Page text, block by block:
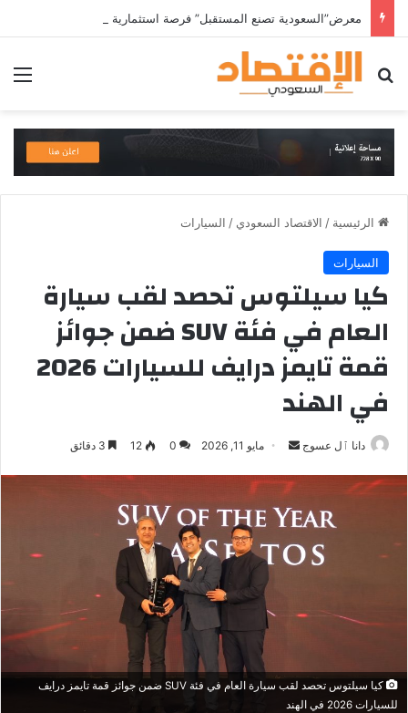
بحث عن
الرئيسية / الاقتصاد السعودي / السيارات
السيارات
كيا سيلتوس تحصد لقب سيارة
العام في فئة SUV ضمن جوائز
قمة تايمز درايف للسيارات 2026
في الهند
دانا ٱل عسوج
أرسل
إلكترونيا
مايو 11, 2026 0
12
كيا سيلتوس تحصد لقب سيارة العام في فئة SUV ضمن جوائز قمة تايمز درايف
للسيارات 2026 في الهند